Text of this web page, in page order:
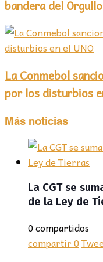
bandera del Orgullo
La Conmebol
por los disturbios
Más noticias
La CGT se
de la Ley de
0 compartidos
compartir0